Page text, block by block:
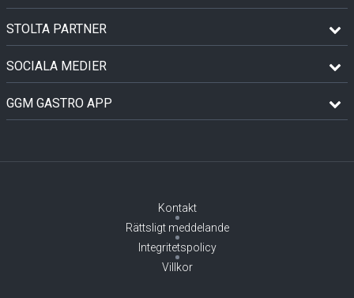
STOLTA PARTNER
SOCIALA MEDIER
GGM GASTRO APP
Kontakt
Rättsligt meddelande
Integritetspolicy
Villkor